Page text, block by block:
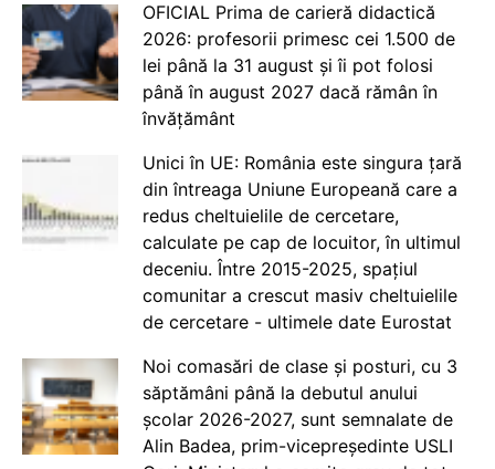
OFICIAL Prima de carieră didactică
2026: profesorii primesc cei 1.500 de
lei până la 31 august și îi pot folosi
până în august 2027 dacă rămân în
învățământ
Unici în UE: România este singura țară
din întreaga Uniune Europeană care a
redus cheltuielile de cercetare,
calculate pe cap de locuitor, în ultimul
deceniu. Între 2015-2025, spațiul
comunitar a crescut masiv cheltuielile
de cercetare - ultimele date Eurostat
Noi comasări de clase și posturi, cu 3
săptămâni până la debutul anului
școlar 2026-2027, sunt semnalate de
Alin Badea, prim-vicepreședinte USLI